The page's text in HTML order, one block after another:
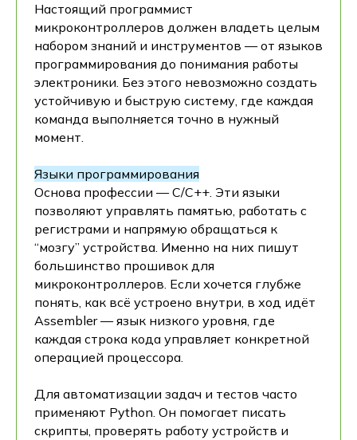
Настоящий программист
микроконтроллеров должен владеть целым
набором знаний и инструментов — от языков
программирования до понимания работы
электроники. Без этого невозможно создать
устойчивую и быструю систему, где каждая
команда выполняется точно в нужный
момент.
Языки программирования
Основа профессии — C/C++. Эти языки
позволяют управлять памятью, работать с
регистрами и напрямую обращаться к
“мозгу” устройства. Именно на них пишут
большинство прошивок для
микроконтроллеров. Если хочется глубже
понять, как всё устроено внутри, в ход идёт
Assembler — язык низкого уровня, где
каждая строка кода управляет конкретной
операцией процессора.
Для автоматизации задач и тестов часто
применяют Python. Он помогает писать
скрипты, проверять работу устройств и